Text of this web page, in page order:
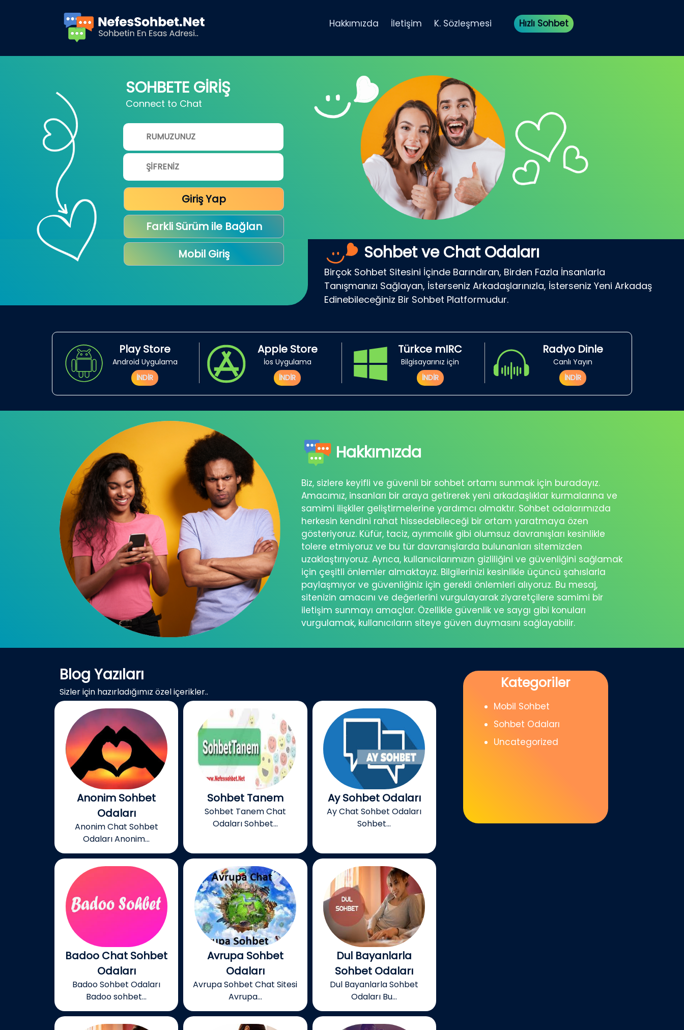
Hakkımızda İletişim K. Sözleşmesi Hızlı Sohbet
SOHBETE GİRİŞ
Connect to Chat
Giriş Yap
Farkli Sürüm ile Bağlan
Mobil Giriş
Sohbet ve Chat Odaları
Birçok Sohbet Sitesini İçinde Barındıran, Birden Fazla İnsanlarla
Tanışmanızı Sağlayan, İsterseniz Arkadaşlarınızla, İsterseniz Yeni Arkadaş
Edinebileceğiniz Bir Sohbet Platformudur.
Play Store
Android Uygulama
İNDİR
Apple Store
İos Uygulama
İNDİR
Türkce mIRC
Bilgisayarınız için
İNDİR
Radyo Dinle
Canlı Yayın
İNDİR
Hakkımızda
Biz, sizlere keyifli ve güvenli bir sohbet ortamı sunmak için buradayız.
Amacımız, insanları bir araya getirerek yeni arkadaşlıklar kurmalarına ve
samimi ilişkiler geliştirmelerine yardımcı olmaktır. Sohbet odalarımızda
herkesin kendini rahat hissedebileceği bir ortam yaratmaya özen
gösteriyoruz. Küfür, taciz, ayrımcılık gibi olumsuz davranışları kesinlikle
tolere etmiyoruz ve bu tür davranışlarda bulunanları sitemizden
uzaklaştırıyoruz. Ayrıca, kullanıcılarımızın gizliliğini ve güvenliğini sağlamak
için çeşitli önlemler almaktayız. Bilgilerinizi kesinlikle üçüncü şahıslarla
paylaşmıyor ve güvenliğiniz için gerekli önlemleri alıyoruz. Bu mesaj,
sitenizin amacını ve değerlerini vurgulayarak ziyaretçilere samimi bir
iletişim sunmayı amaçlar. Özellikle güvenlik ve saygı gibi konuları
vurgulamak, kullanıcıların siteye güven duymasını sağlayabilir.
Blog Yazıları
Sizler için hazırladığımız özel içerikler..
Anonim Sohbet
Odaları
Anonim Chat Sohbet
Odaları Anonim...
Sohbet Tanem
Sohbet Tanem Chat
Odaları Sohbet...
Ay Sohbet Odaları
Ay Chat Sohbet Odaları
Sohbet...
Badoo Chat Sohbet
Odaları
Badoo Sohbet Odaları
Badoo sohbet...
Avrupa Sohbet
Odaları
Avrupa Sohbet Chat Sitesi
Avrupa...
Dul Bayanlarla
Sohbet Odaları
Dul Bayanlarla Sohbet
Odaları Bu...
Kategoriler
Mobil Sohbet
Sohbet Odaları
Uncategorized